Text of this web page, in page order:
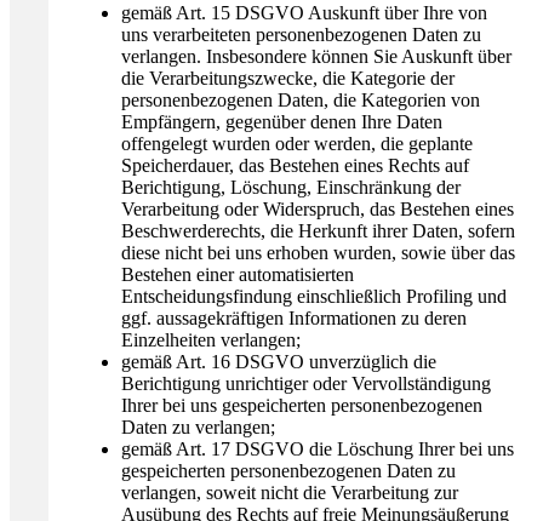
gemäß Art. 15 DSGVO Auskunft über Ihre von
uns verarbeiteten personenbezogenen Daten zu
verlangen. Insbesondere können Sie Auskunft über
die Verarbeitungszwecke, die Kategorie der
personenbezogenen Daten, die Kategorien von
Empfängern, gegenüber denen Ihre Daten
offengelegt wurden oder werden, die geplante
Speicherdauer, das Bestehen eines Rechts auf
Berichtigung, Löschung, Einschränkung der
Verarbeitung oder Widerspruch, das Bestehen eines
Beschwerderechts, die Herkunft ihrer Daten, sofern
diese nicht bei uns erhoben wurden, sowie über das
Bestehen einer automatisierten
Entscheidungsfindung einschließlich Profiling und
ggf. aussagekräftigen Informationen zu deren
Einzelheiten verlangen;
gemäß Art. 16 DSGVO unverzüglich die
Berichtigung unrichtiger oder Vervollständigung
Ihrer bei uns gespeicherten personenbezogenen
Daten zu verlangen;
gemäß Art. 17 DSGVO die Löschung Ihrer bei uns
gespeicherten personenbezogenen Daten zu
verlangen, soweit nicht die Verarbeitung zur
Ausübung des Rechts auf freie Meinungsäußerung